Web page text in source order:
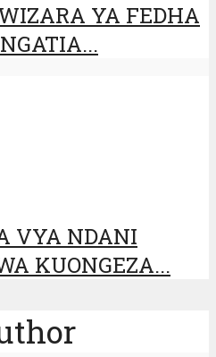
YA FEDHA
VYA NDANI
KUONGEZA...